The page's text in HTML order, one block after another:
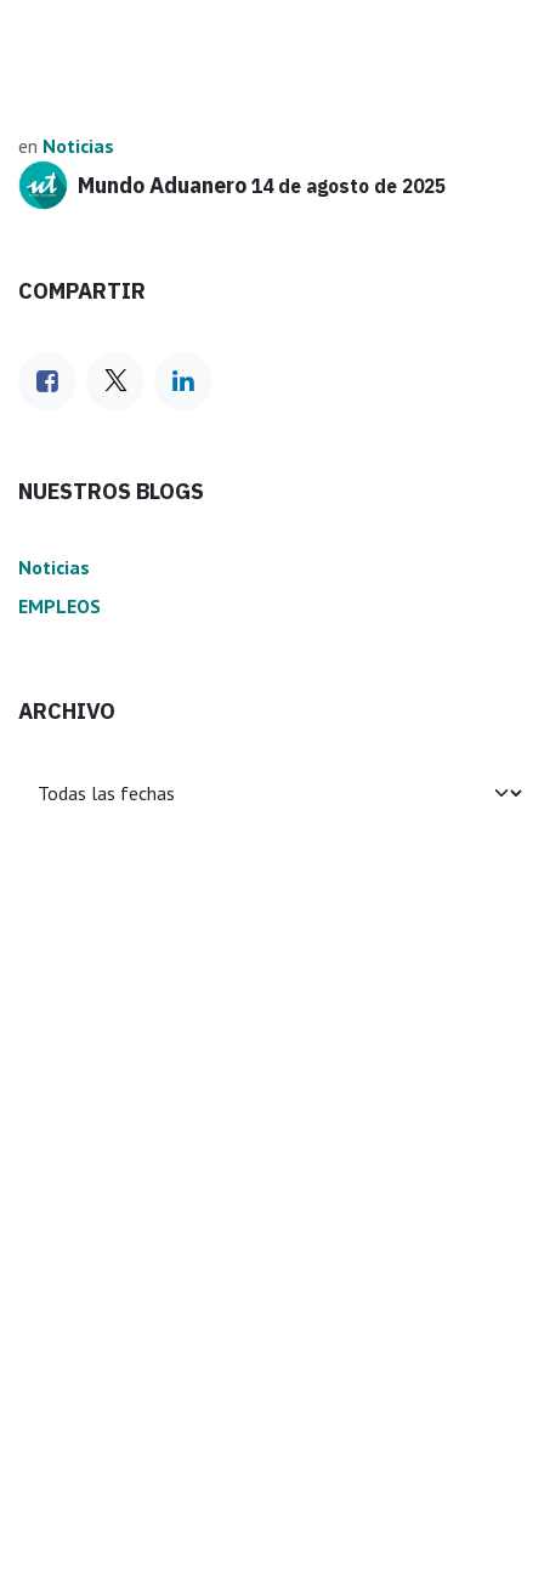
en Noticias
Mundo Aduanero 14 de agosto de 2025
COMPARTIR
NUESTROS BLOGS
Noticias
EMPLEOS
ARCHIVO